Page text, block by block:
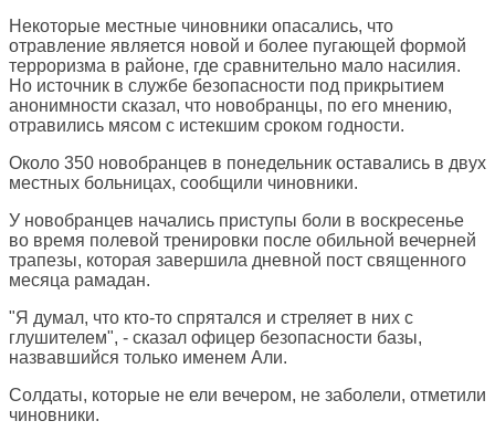
Некоторые местные чиновники опасались, что
отравление является новой и более пугающей формой
терроризма в районе, где сравнительно мало насилия.
Но источник в службе безопасности под прикрытием
анонимности сказал, что новобранцы, по его мнению,
отравились мясом с истекшим сроком годности.
Около 350 новобранцев в понедельник оставались в двух
местных больницах, сообщили чиновники.
У новобранцев начались приступы боли в воскресенье
во время полевой тренировки после обильной вечерней
трапезы, которая завершила дневной пост священного
месяца рамадан.
"Я думал, что кто-то спрятался и стреляет в них с
глушителем", - сказал офицер безопасности базы,
назвавшийся только именем Али.
Солдаты, которые не ели вечером, не заболели, отметили
чиновники.